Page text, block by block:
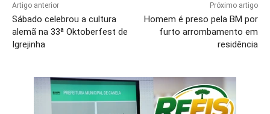
Artigo anterior
Sábado celebrou a cultura
alemã na 33ª Oktoberfest de
Igrejinha
Próximo artigo
Homem é preso pela BM por
furto arrombamento em
residência